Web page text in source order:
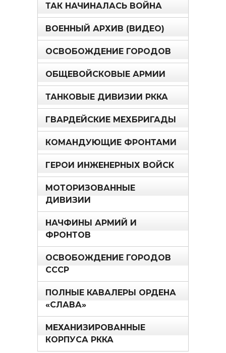
ТАК НАЧИНАЛАСЬ ВОЙНА
ВОЕННЫЙ АРХИВ (ВИДЕО)
ОСВОБОЖДЕНИЕ ГОРОДОВ
ОБЩЕВОЙСКОВЫЕ АРМИИ
ТАНКОВЫЕ ДИВИЗИИ РККА
ГВАРДЕЙСКИЕ МЕХБРИГАДЫ
КОМАНДУЮЩИЕ ФРОНТАМИ
ГЕРОИ ИНЖЕНЕРНЫХ ВОЙСК
МОТОРИЗОВАННЫЕ
ДИВИЗИИ
НАЧФИНЫ АРМИЙ И
ФРОНТОВ
ОСВОБОЖДЕНИЕ ГОРОДОВ
СССР
ПОЛНЫЕ КАВАЛЕРЫ ОРДЕНА
«СЛАВА»
МЕХАНИЗИРОВАННЫЕ
КОРПУСА РККА